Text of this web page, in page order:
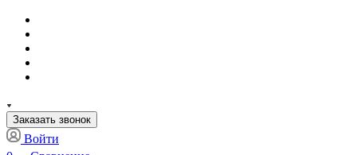
Заказать звонок
Войти